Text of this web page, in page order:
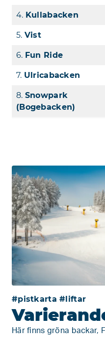
4. Kullabacken
5. Vist
6. Fun Ride
7. Ulricabacken
8. Snowpark
(Bogebacken)
#pistkarta #liftar
Här finns gröna backar,